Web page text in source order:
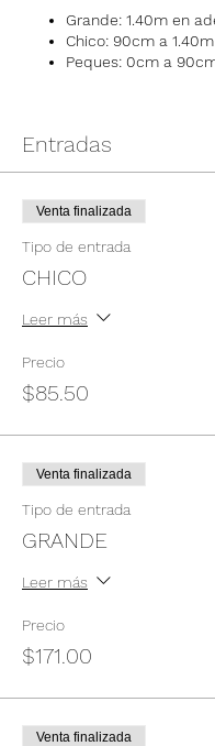
Grande: 1.40m en
Chico: 90cm a 1.40m
Peques: 0cm a
Entradas
Venta finalizada
Tipo de entrada
CHICO
Leer más
Precio
$85.50
Venta finalizada
Tipo de entrada
GRANDE
Leer más
Precio
$171.00
Venta finalizada